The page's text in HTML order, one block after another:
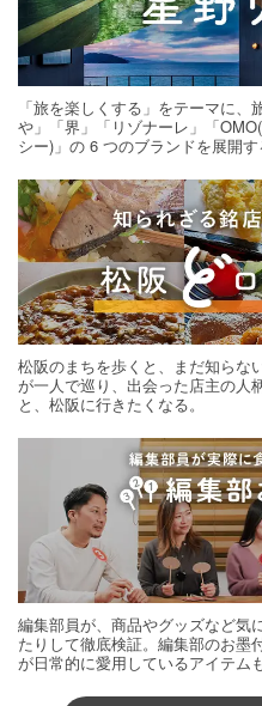
「旅を楽しくする」をテーマに
や」「界」「リゾナーレ」「
シー)」の 6 つのブランドを展開
松阪のまちを歩くと、まだ知らな
が一人で巡り、出会った店主の人
と、松阪に行きたくなる。
編集部員が、商品やグッズなど気
たりして徹底検証。編集部のお墨
が日常的に愛用しているアイテム